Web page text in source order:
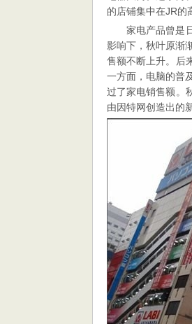
的店铺集中在JR的
家电产品曾是
影响下，秋叶原渐
售额不断上升。后
一方面，电脑的普
过了家电销售额。
由因特网创造出的